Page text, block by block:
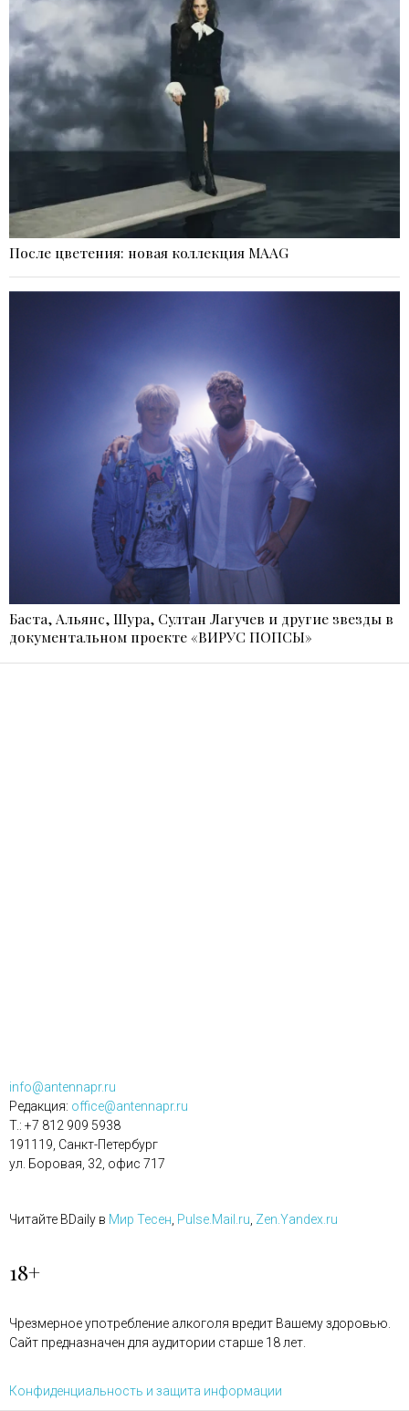
После цветения: новая коллекция MAAG
Баста, Альянс, Шура, Султан Лагучев и другие звезды в
документальном проекте «ВИРУС ПОПСЫ»
info@antennapr.ru
Редакция: office@antennapr.ru
T.: +7 812 909 5938
191119, Санкт-Петербург
ул. Боровая, 32, офис 717
Читайте BDaily в Мир Тесен Pulse.Mail.ru Zen.Yandex.ru
18+
Чрезмерное употребление алкоголя вредит Вашему здоровью.
Сайт предназначен для аудитории старше 18 лет.
Конфиденциальность и защита информации